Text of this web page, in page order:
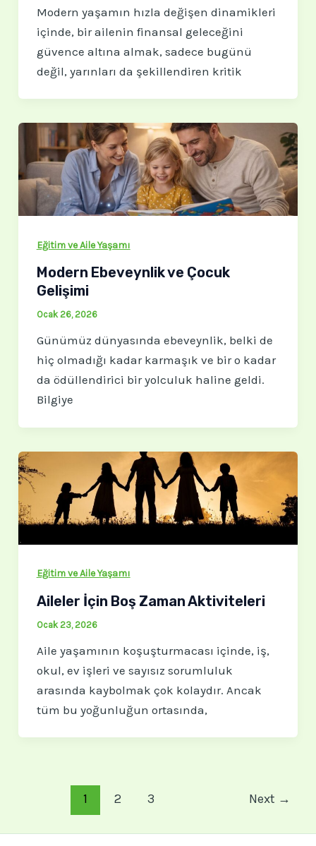
Modern yaşamın hızla değişen dinamikleri
içinde, bir ailenin finansal geleceğini
güvence altına almak, sadece bugünü
değil, yarınları da şekillendiren kritik
Eğitim ve Aile Yaşamı
Modern Ebeveynlik ve Çocuk
Gelişimi
Ocak 26, 2026
Günümüz dünyasında ebeveynlik, belki de
hiç olmadığı kadar karmaşık ve bir o kadar
da ödüllendirici bir yolculuk haline geldi.
Bilgiye
Eğitim ve Aile Yaşamı
Aileler İçin Boş Zaman Aktiviteleri
Ocak 23, 2026
Aile yaşamının koşuşturmacası içinde, iş,
okul, ev işleri ve sayısız sorumluluk
arasında kaybolmak çok kolaydır. Ancak
tüm bu yoğunluğun ortasında,
1 2 3 Next →